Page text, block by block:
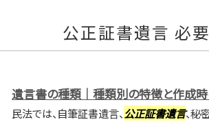
公正証書遺言 必
遺言書の種類｜種類別の特徴と作成
民法では、自筆証書遺言、公正証書遺言、秘